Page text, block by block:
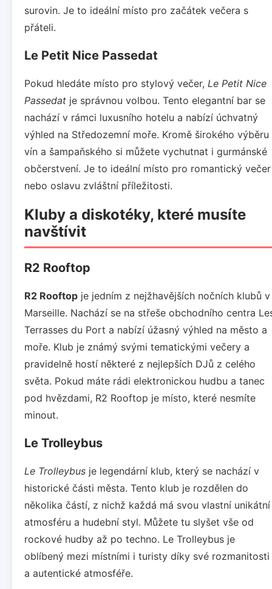
surovin. Je to ideální místo pro začátek večera s
přáteli.
Le Petit Nice Passedat
Pokud hledáte místo pro stylový večer, Le Petit Nice
Passedat je správnou volbou. Tento elegantní bar se
nachází v rámci luxusního hotelu a nabízí úchvatný
výhled na Středozemní moře. Kromě širokého výběru
vín a šampaňského si můžete vychutnat i gurmánské
občerstvení. Je to ideální místo pro romantický večer
nebo oslavu zvláštní příležitosti.
Kluby a diskotéky, které musíte
navštívit
R2 Rooftop
R2 Rooftop je jedním z nejžhavějších nočních klubů v
Marseille. Nachází se na střeše obchodního centra
Terrasses du Port a nabízí úžasný výhled na město a
moře. Klub je známý svými tematickými večery a
pravidelně hostí některé z nejlepších DJů z celého
světa. Pokud máte rádi elektronickou hudbu a tanec
pod hvězdami, R2 Rooftop je místo, které nesmíte
minout.
Le Trolleybus
Le Trolleybus je legendární klub, který se nachází v
historické části města. Tento klub je rozdělen do
několika částí, z nichž každá má svou vlastní unikátní
atmosféru a hudební styl. Můžete tu slyšet vše od
rockové hudby až po techno. Le Trolleybus je
oblíbený mezi místními i turisty díky své rozmanitosti
a autentické atmosféře.